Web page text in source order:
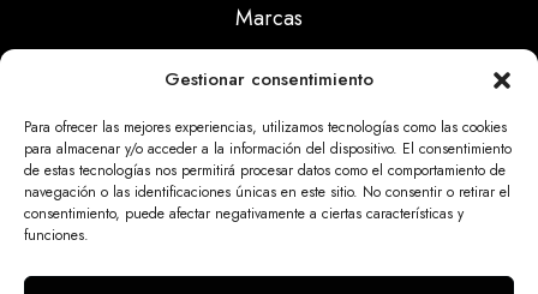
Gestionar consentimiento
Para ofrecer las mejores experiencias, utilizamos tecnologías como las cookies
para almacenar y/o acceder a la información del dispositivo. El consentimiento
de estas tecnologías nos permitirá procesar datos como el comportamiento de
navegación o las identificaciones únicas en este sitio. No consentir o retirar el
consentimiento, puede afectar negativamente a ciertas características y
funciones.
Marcas
Noticias
Aviso Legal
Politicas Cookies